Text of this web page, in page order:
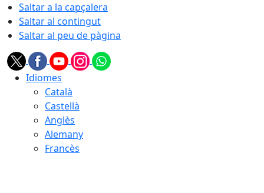
Saltar a la capçalera
Saltar al contingut
Saltar al peu de pàgina
Idiomes
Català
Castellà
Anglès
Alemany
Francès